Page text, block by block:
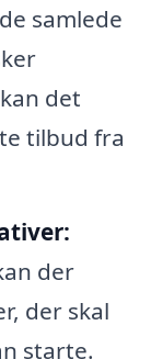
samlede
det
tilbud fra
der
der skal
starte.